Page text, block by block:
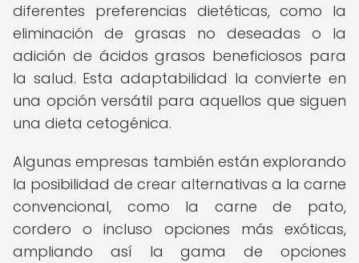
diferentes preferencias dietéticas, como la
eliminación de grasas no deseadas o la
adición de ácidos grasos beneficiosos para
la salud. Esta adaptabilidad la convierte en
una opción versátil para aquellos que siguen
una dieta cetogénica.
Algunas empresas también están explorando
la posibilidad de crear alternativas a la carne
convencional, como la carne de pato,
cordero o incluso opciones más exóticas,
ampliando así la gama de opciones